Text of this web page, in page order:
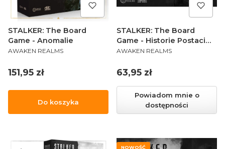
STALKER: The Board
Game - Anomalie
PRODUCENT
AWAKEN REALMS
Cena
151,95 zł
Do koszyka
STALKER: The Board
Game - Historie Postaci
(PL)
PRODUCENT
AWAKEN REALMS
Cena
63,95 zł
Powiadom mnie o
dostępności
NOWOŚĆ